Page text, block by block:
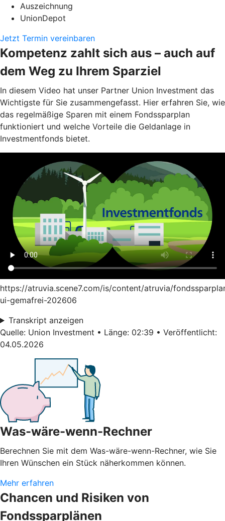
Auszeichnung
UnionDepot
Jetzt Termin vereinbaren
Kompetenz zahlt sich aus – auch auf
dem Weg zu Ihrem Sparziel
In diesem Video hat unser Partner Union Investment das
Wichtigste für Sie zusammengefasst. Hier erfahren Sie, wie
das regelmäßige Sparen mit einem Fondssparplan
funktioniert und welche Vorteile die Geldanlage in
Investmentfonds bietet.
https://atruvia.scene7.com/is/content/atruvia/
ui-gemafrei-202606
Transkript anzeigen
Quelle: Union Investment • Länge: 02:39 • Veröffentlicht:
04.05.2026
Was-wäre-wenn-Rechner
Berechnen Sie mit dem Was-wäre-wenn-Rechner, wie Sie
Ihren Wünschen ein Stück näherkommen können.
Mehr erfahren
Chancen und Risiken von
Fondssparplänen